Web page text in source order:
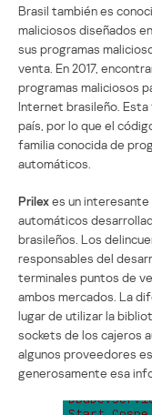
Brasil también es
maliciosos diseñados
sus programas
venta. En 2017,
programas maliciosos
Internet brasileño.
país, por lo que el
familia conocida de
automáticos.
Prilexes un interesante
automáticos
brasileños. Los
responsables del
terminales puntos de
ambos mercados. La
lugar de utilizar la
sockets de los cajeros
algunos proveedores
generosamente esa